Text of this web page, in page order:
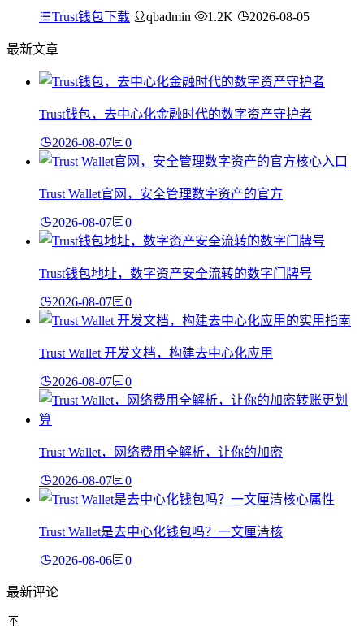
Trust钱包下载 qbadmin 1.2K 2026-08-05
最新文章
Trust钱包，去中心化金融时代的数字资产守护者
2026-08-07 0
Trust Wallet官网，安全管理数字资产的官方
2026-08-07 0
Trust钱包地址，数字资产安全流转的数字门牌号
2026-08-07 0
Trust Wallet 开发文档，构建去中心化应用
2026-08-07 0
Trust Wallet，网络费用全解析，让你的加密
2026-08-07 0
Trust Wallet是去中心化钱包吗？一文厘清核
2026-08-06 0
最新评论